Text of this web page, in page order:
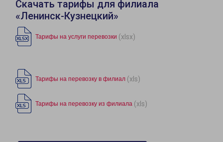
Скачать тарифы для филиала
«Ленинск-Кузнецкий»
Тарифы на услуги перевозки (xlsx)
Тарифы на перевозку в филиал (xls)
Тарифы на перевозку из филиала (xls)